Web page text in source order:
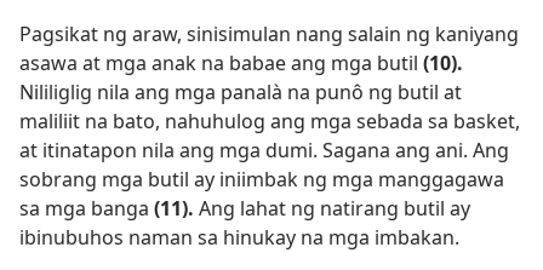
Pagsikat ng araw, sinisimulan nang salain ng kaniyang
asawa at mga anak na babae ang mga butil (10).
Nililiglig nila ang mga panalà na punô ng butil at
maliliit na bato, nahuhulog ang mga sebada sa basket,
at itinatapon nila ang mga dumi. Sagana ang ani. Ang
sobrang mga butil ay iniimbak ng mga manggagawa
sa mga banga (11). Ang lahat ng natirang butil ay
ibinubuhos naman sa hinukay na mga imbakan.